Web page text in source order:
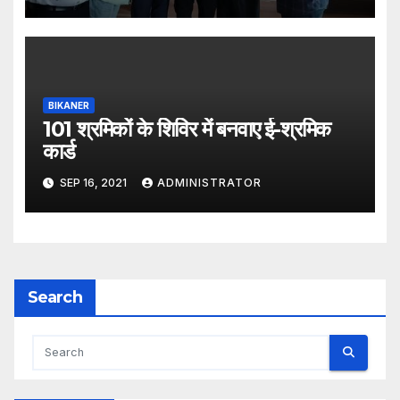
BIKANER
101 श्रमिकों के शिविर में बनवाए ई-श्रमिक
कार्ड
SEP 16, 2021 ADMINISTRATOR
Search